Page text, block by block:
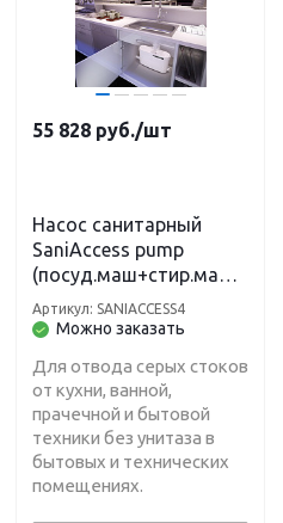
55 828 руб./шт
Насос санитарный
SaniAccess pump
(посуд.маш+стир.маш+
раковина+душ+ванна+
кухня) H-5 м, L-50 м
Можно заказать
Артикул: SANIACCESS4
Для отвода серых стоков
от кухни, ванной,
прачечной и бытовой
техники без унитаза в
бытовых и технических
помещениях.